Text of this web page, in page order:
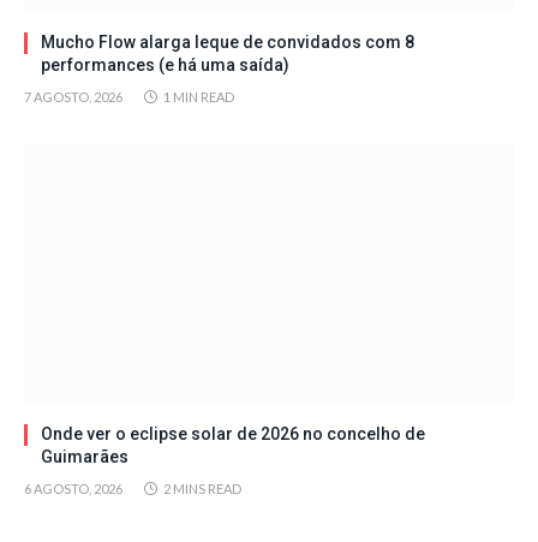
Mucho Flow alarga leque de convidados com 8
performances (e há uma saída)
7 AGOSTO, 2026 1 MIN READ
Onde ver o eclipse solar de 2026 no concelho de
Guimarães
6 AGOSTO, 2026 2 MINS READ